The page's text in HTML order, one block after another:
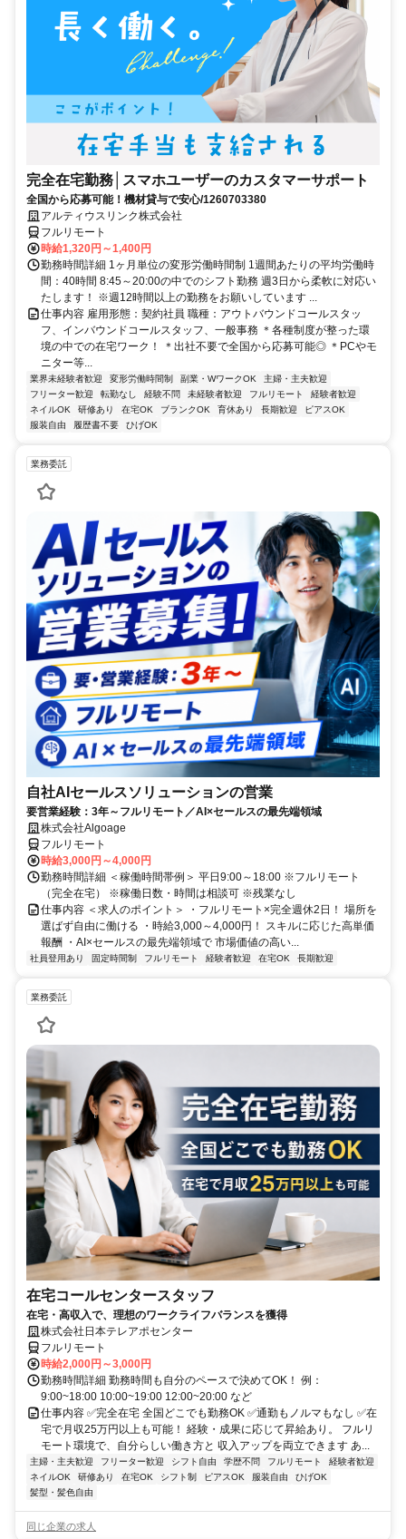
完全在宅勤務│スマホユーザーのカスタマーサポート
全国から応募可能！機材貸与で安心/1260703380
アルティウスリンク株式会社
フルリモート
時給1,320円～1,400円
勤務時間詳細 1ヶ月単位の変形労働時間制 1週間あたりの平均労働時
間：40時間 8:45～20:00の中でのシフト勤務 週3日から柔軟に対応い
たします！ ※週12時間以上の勤務をお願いしています ...
仕事内容 雇用形態：契約社員 職種：アウトバウンドコールスタッ
フ、インバウンドコールスタッフ、一般事務 ＊各種制度が整った環
境の中での在宅ワーク！ ＊出社不要で全国から応募可能◎ ＊PCやモ
ニター等...
業界未経験者歓迎 変形労働時間制 副業・WワークOK
主婦・主夫歓迎
フリーター歓迎
転勤なし 経験不問 未経験者歓迎 フルリモート
経験者歓迎
ネイルOK
研修あり 在宅OK ブランクOK 育休あり 長期歓迎
ピアスOK
服装自由
履歴書不要 ひげOK
業務委託
自社AIセールスソリューションの営業
要営業経験：3年～フルリモート／AI×セールスの最先端領域
株式会社Algoage
フルリモート
時給3,000円～4,000円
勤務時間詳細 ＜稼働時間帯例＞ 平日9:00～18:00 ※フルリモート
（完全在宅） ※稼働日数・時間は相談可 ※残業なし
仕事内容 ＜求人のポイント＞ ・フルリモート×完全週休2日！ 場所を
選ばず自由に働ける ・時給3,000～4,000円！ スキルに応じた高単価
報酬 ・AI×セールスの最先端領域で 市場価値の高い...
社員登用あり 固定時間制 フルリモート 経験者歓迎 在宅OK 長期歓迎
業務委託
在宅コールセンタースタッフ
在宅・高収入で、理想のワークライフバランスを獲得
株式会社日本テレアポセンター
フルリモート
時給2,000円～3,000円
勤務時間詳細 勤務時間も自分のペースで決めてOK！ 例：
9:00~18:00 10:00~19:00 12:00~20:00 など
仕事内容 ✅完全在宅 全国どこでも勤務OK ✅通勤もノルマもなし ✅在
宅で月収25万円以上も可能！ 経験・成果に応じて昇給あり。 フルリ
モート環境で、自分らしい働き方と 収入アップを両立できます あ...
主婦・主夫歓迎 フリーター歓迎 シフト自由 学歴不問 フルリモート
経験者歓迎
ネイルOK
研修あり 在宅OK シフト制 ピアスOK 服装自由
ひげOK
髪型・髪色自由
同じ企業の求人